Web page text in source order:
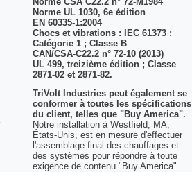
Norme UL 1030, 6e édition
EN 60335-1:2004
Chocs et vibrations : IEC 61373 ;
Catégorie 1 ; Classe B
CAN/CSA-C22.2 n° 72-10 (2013)
UL 499, treizième édition ; Classe
2871-02 et 2871-82.
TriVolt Industries peut également se
conformer à toutes les spécifications
du client, telles que "Buy America".
Notre installation à Westfield, MA,
États-Unis, est en mesure d'effectuer
l'assemblage final des chauffages et
des systèmes pour répondre à toute
exigence de contenu "Buy America".